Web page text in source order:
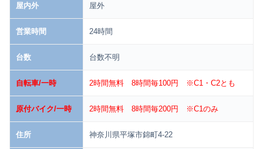
屋内外 屋外
営業時間 24時間
台数 台数不明
自転車/一時 2時間無料 8時間毎100円 ※C1・C2とも
原付バイク/一時 2時間無料 8時間毎200円 ※C1のみ
住所 神奈川県平塚市錦町4-22